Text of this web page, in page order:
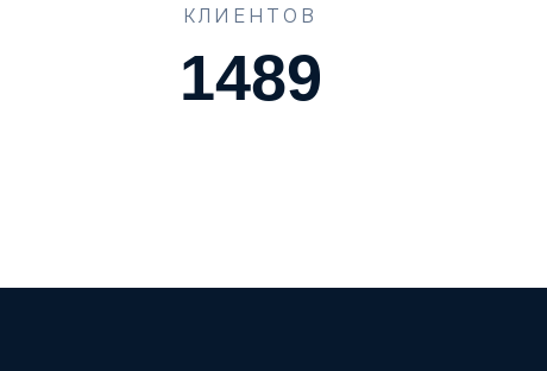
КЛИЕНТОВ
1489